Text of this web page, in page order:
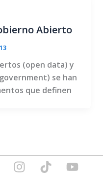
Abierto
(open data) y
se han
que definen
I T Y